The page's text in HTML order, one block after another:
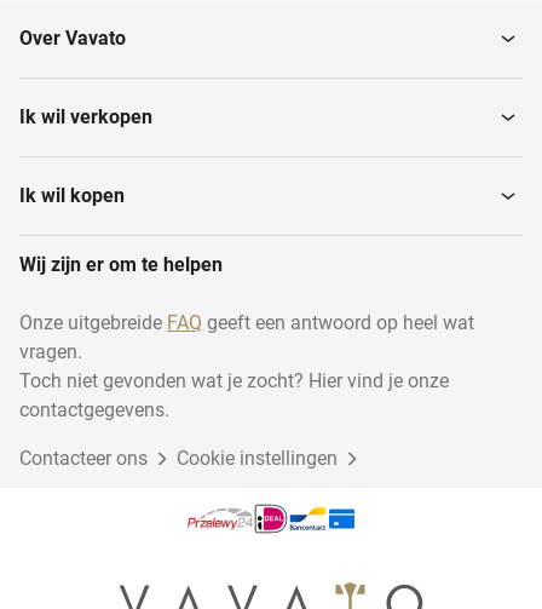
Over Vavato
Ik wil verkopen
Ik wil kopen
Wij zijn er om te helpen
Onze uitgebreide FAQ geeft een antwoord op heel wat
vragen.
Toch niet gevonden wat je zocht? Hier vind je onze
contactgegevens.
Contacteer ons Cookie instellingen